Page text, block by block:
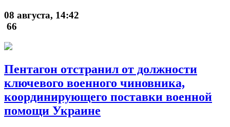
08 августа, 14:42
66
Пентагон отстранил от должности
ключевого военного чиновника,
координирующего поставки военной
помощи Украине